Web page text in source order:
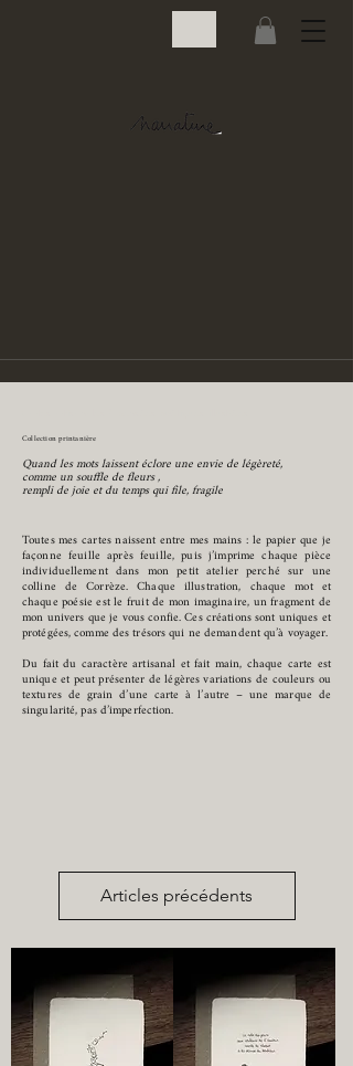
Collection printanière
Quand les mots laissent éclore une envie de légèreté,
comme un souffle de fleurs ,
rempli de joie et du temps qui file, fragile
Toutes mes cartes naissent entre mes mains : le papier que je
façonne feuille après feuille, puis j’imprime chaque pièce
individuellement dans mon petit atelier perché sur une
colline de Corrèze. Chaque illustration, chaque mot et
chaque poésie est le fruit de mon imaginaire, un fragment de
mon univers que je vous confie. Ces créations sont uniques et
protégées, comme des trésors qui ne demandent qu’à voyager.
Du fait du caractère artisanal et fait main, chaque carte est
unique et peut présenter de légères variations de couleurs ou
textures de grain d’une carte à l’autre – une marque de
singularité, pas d’imperfection.
Articles précédents